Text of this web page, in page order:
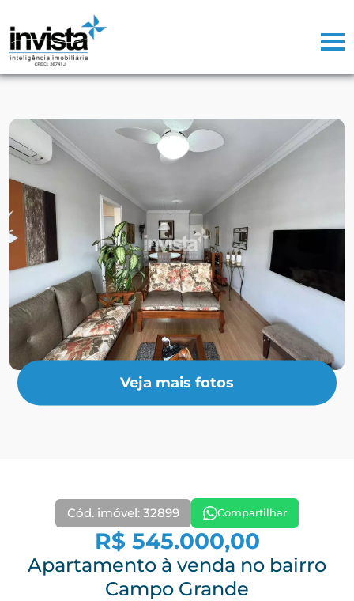
Veja mais fotos
Cód. imóvel: 32899 Compartilhar
R$ 545.000,00
Apartamento à venda no bairro
Campo Grande